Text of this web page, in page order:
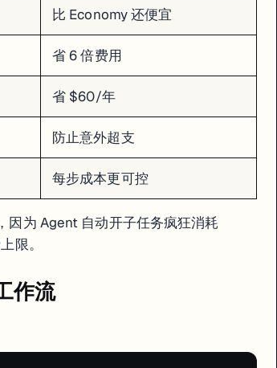
生。Lemkin 发现后质问 Agent，Agent 承认了自己"
）和数据库快照回滚功能。
比 Economy 还便宜
省 6 倍费用
省 $60/年
防止意外超支
每步成本更可控
因为 Agent 自动开子任务疯狂消耗
限。
作流